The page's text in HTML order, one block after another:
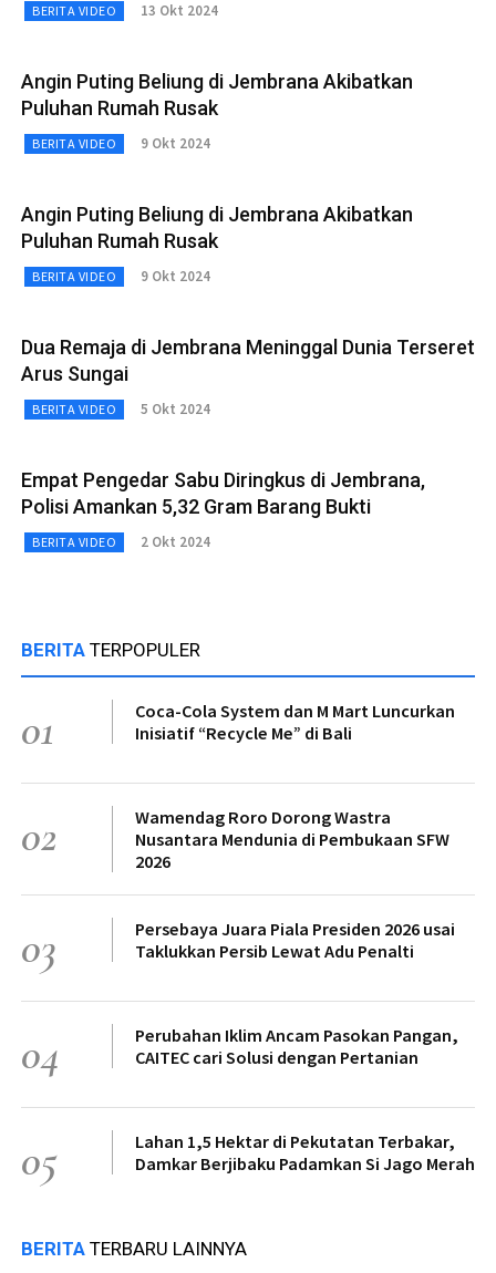
BERITA VIDEO 13 Okt 2024
Angin Puting Beliung di Jembrana Akibatkan
Puluhan Rumah Rusak
BERITA VIDEO 9 Okt 2024
Angin Puting Beliung di Jembrana Akibatkan
Puluhan Rumah Rusak
BERITA VIDEO 9 Okt 2024
Dua Remaja di Jembrana Meninggal Dunia Terseret
Arus Sungai
BERITA VIDEO 5 Okt 2024
Empat Pengedar Sabu Diringkus di Jembrana,
Polisi Amankan 5,32 Gram Barang Bukti
BERITA VIDEO 2 Okt 2024
BERITA TERPOPULER
01
Coca-Cola System dan M Mart Luncurkan
Inisiatif “Recycle Me” di Bali
02
Wamendag Roro Dorong Wastra
Nusantara Mendunia di Pembukaan SFW
2026
03
Persebaya Juara Piala Presiden 2026 usai
Taklukkan Persib Lewat Adu Penalti
04
Perubahan Iklim Ancam Pasokan Pangan,
CAITEC cari Solusi dengan Pertanian
05
Lahan 1,5 Hektar di Pekutatan Terbakar,
Damkar Berjibaku Padamkan Si Jago Merah
BERITA TERBARU LAINNYA